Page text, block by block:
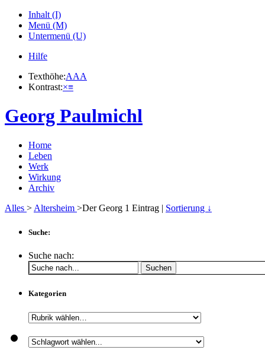
Inhalt (I)
Menü (M)
Untermenü (U)
Hilfe
Texthöhe:AAA
Kontrast:×≡
Georg Paulmichl
Home
Leben
Werk
Wirkung
Archiv
Alles > Altersheim >Der Georg 1 Eintrag | Sortierung ↓
Suche:
Suche nach:
Suchen
Kategorien